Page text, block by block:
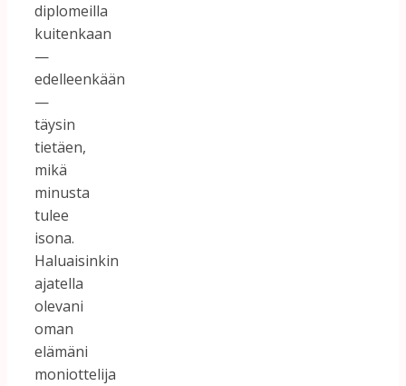
diplomeilla
kuitenkaan
—
edelleenkään
—
täysin
tietäen,
mikä
minusta
tulee
isona.
Haluaisinkin
ajatella
olevani
oman
elämäni
moniottelija